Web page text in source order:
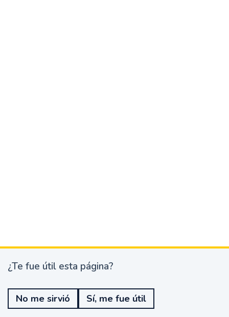
¿
e
u
¿Te fue útil esta página?
No me sirvió Sí, me fue útil